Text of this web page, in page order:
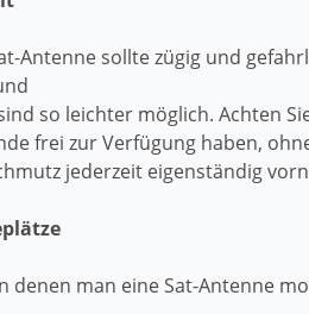
Antenne sollte zügig und
so leichter möglich. Achten
frei zur Verfügung haben,
jederzeit eigenständig
denen man eine Sat-Antenne